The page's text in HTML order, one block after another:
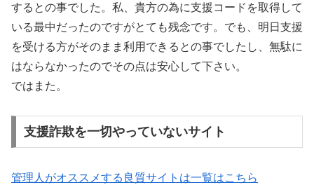
するとの事でした。私、貴方の為に支援コードを取得して
いる最中だったのですがとても残念です。でも、明日支援
を受ける方がそのまま利用できるとの事でしたし、無駄に
はならなかったのでその点は安心して下さい。
ではまた。
支援詐欺を一切やっていないサイト
管理人がオススメする良質サイトは一覧はこちら